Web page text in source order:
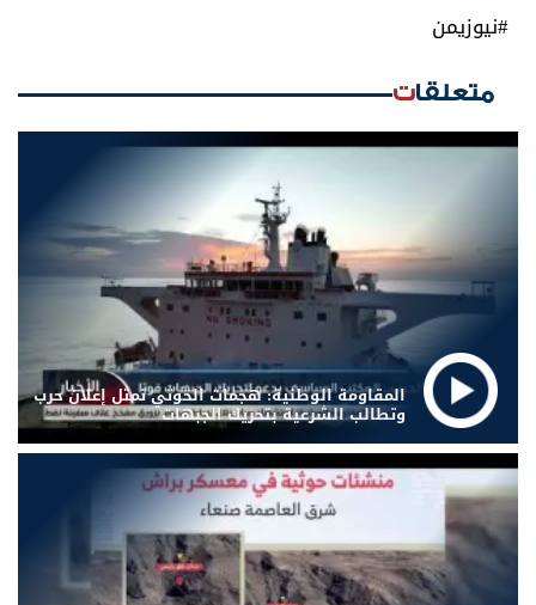
#نيوزيمن
متعلقات
المقاومة الوطنية: هجمات الحوثي تمثل إعلان حرب
وتطالب الشرعية بتحريك الجبهات